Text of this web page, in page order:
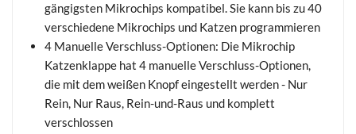
gängigsten Mikrochips kompatibel. Sie kann bis zu 40
verschiedene Mikrochips und Katzen programmieren
4 Manuelle Verschluss-Optionen: Die Mikrochip
Katzenklappe hat 4 manuelle Verschluss-Optionen,
die mit dem weißen Knopf eingestellt werden - Nur
Rein, Nur Raus, Rein-und-Raus und komplett
verschlossen